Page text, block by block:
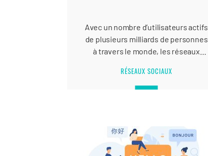
Avec un nombre d’utilisateurs actifs
de plusieurs milliards de personnes
à travers le monde, les réseaux
digitaux qui suscitent le plus
d’engagements.
RÉSEAUX SOCIAUX